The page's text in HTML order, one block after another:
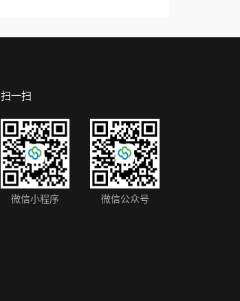
扫一扫
微信小程序 微信公众号